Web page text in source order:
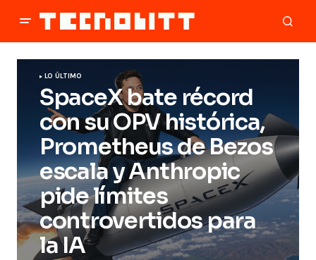
LO ÚLTIMO
SpaceX bate récord
con su OPV histórica,
Prometheus de Bezos
escala y Anthropic
pide límites
controvertidos para
la IA